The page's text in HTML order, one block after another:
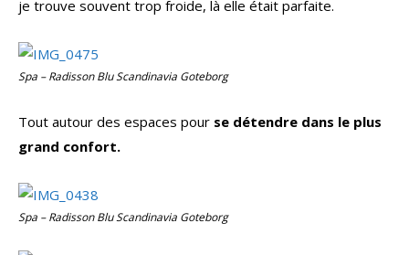
je trouve souvent trop froide, là elle était parfaite.
Spa – Radisson Blu Scandinavia Goteborg
Tout autour des espaces pour se détendre dans le plus
grand confort.
Spa – Radisson Blu Scandinavia Goteborg